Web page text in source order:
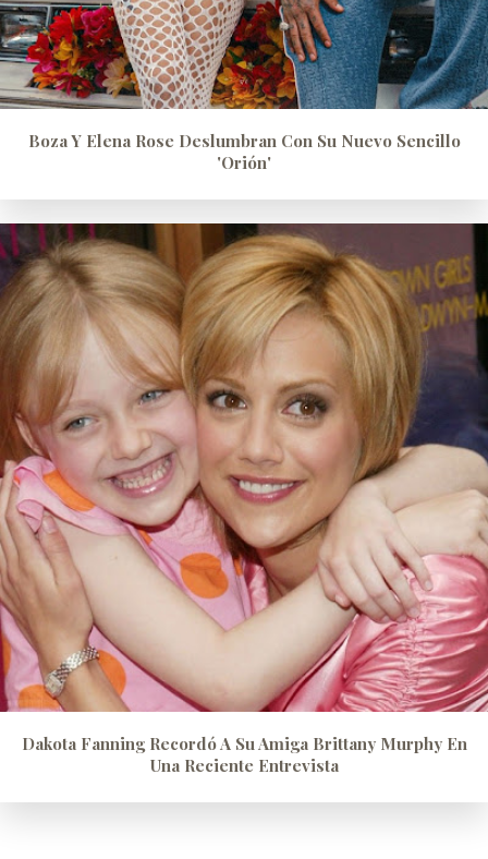
Boza Y Elena Rose Deslumbran Con Su Nuevo Sencillo
'Orión'
Dakota Fanning Recordó A Su Amiga Brittany Murphy En
Una Reciente Entrevista